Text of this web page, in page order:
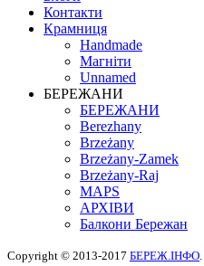
Контакти
Крамниця
Handmade
Магніти
Unnamed
БЕРЕЖАНИ
БЕРЕЖАНИ
Berezhany
Brzeżany
Brzeżany-Zamek
Brzeżany-Raj
MAPS
АРХІВИ
Балкони Бережан
Copyright © 2013-2017 БЕРЕЖ.ІНФО